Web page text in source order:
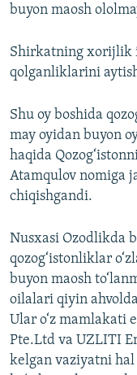
buyon maosh
Shirkatning xorijlik
qolganliklarini
Shu oy boshida
may oyidan buyon
haqida
Atamqulov nomiga
chiqishgandi.
Nusxasi Ozodlikda
qozog‘istonliklar
buyon maosh
oilalari qiyin
Ular o‘z mamlakati
Pte.Ltd va UZLITI
kelgan vaziyatni